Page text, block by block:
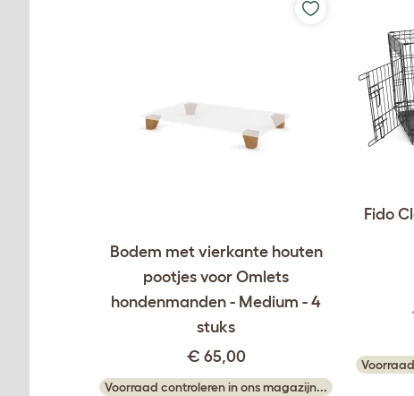
Bodem met vierkante houten
pootjes voor Omlets
hondenmanden - Medium - 4
stuks
€ 65,00
Voorraad controleren in ons magazijn...
Fido